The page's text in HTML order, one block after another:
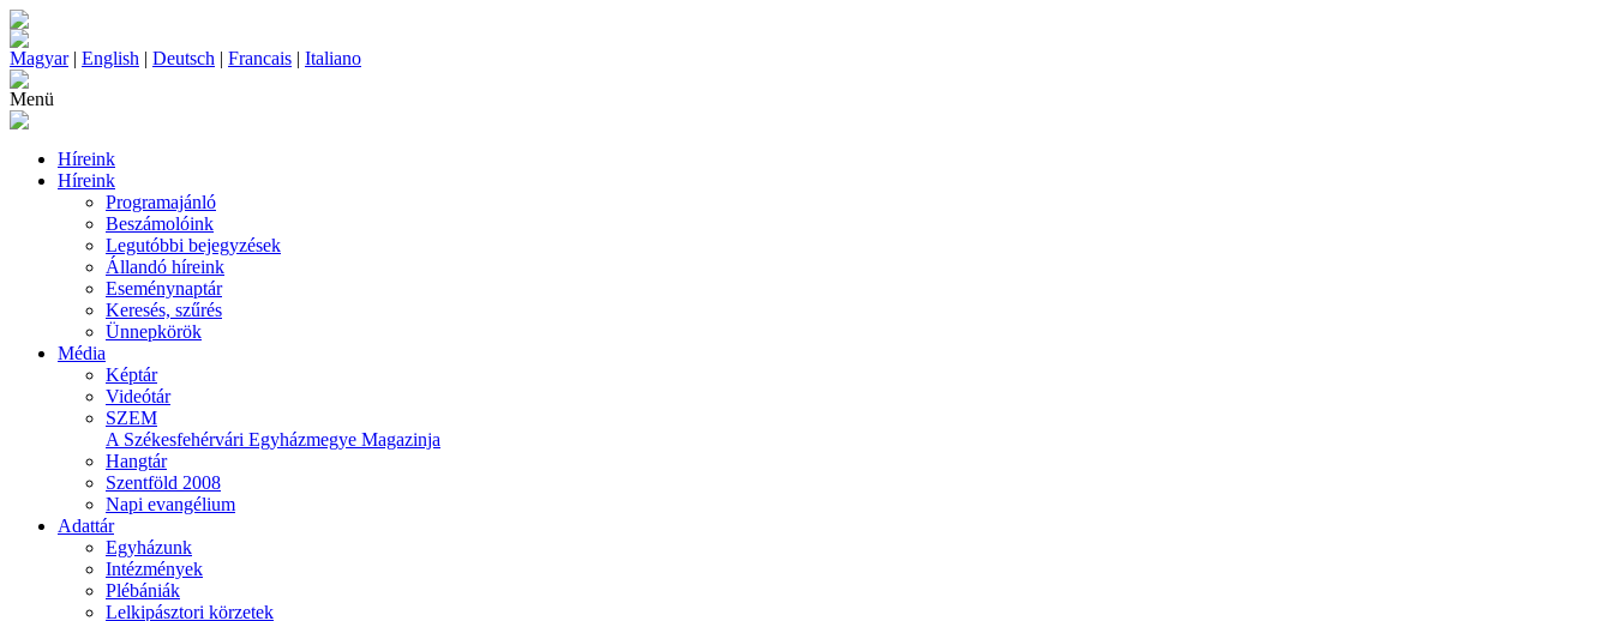
Magyar| English | Deutsch | Francais | Italiano
Menü
Híreink
Híreink
Programajánló
Beszámolóink
Legutóbbi bejegyzések
Állandó híreink
Eseménynaptár
Keresés, szűrés
Ünnepkörök
Média
Képtár
Videótár
SZEM
A Székesfehérvári Egyházmegye Magazinja
Hangtár
Szentföld 2008
Napi evangélium
Adattár
Egyházunk
Intézmények
Plébániák
Lelkipásztori körzetek